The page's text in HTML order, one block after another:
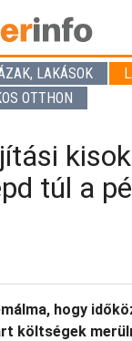
LAKÁSOK
OTTHON
túl a
hogy
költségek